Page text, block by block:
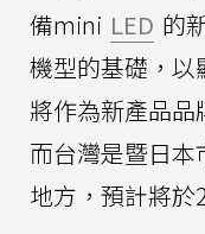
備mini LED 的
機型的基礎，以
將作為新產品品
而台灣是暨日
地方，預計將於